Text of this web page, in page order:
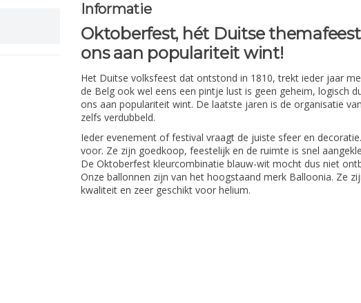
Informatie
Oktoberfest, hét Duitse
ons aan populariteit wint!
Het Duitse volksfeest dat ontstond in 1810, trekt ieder jaar
de Belg ook wel eens een pintje lust is geen geheim, logisch
ons aan populariteit wint. De laatste jaren is de organisatie
zelfs verdubbeld.
Ieder evenement of festival vraagt de juiste sfeer en
voor. Ze zijn goedkoop, feestelijk en de ruimte is snel
De Oktoberfest kleurcombinatie blauw-wit mocht dus niet
Onze ballonnen zijn van het hoogstaand merk Balloonia. Ze
kwaliteit en zeer geschikt voor helium.